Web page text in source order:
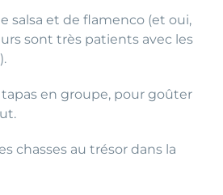
salsa et de flamenco (et oui,
sont très patients avec les
tapas en groupe, pour goûter
chasses au trésor dans la